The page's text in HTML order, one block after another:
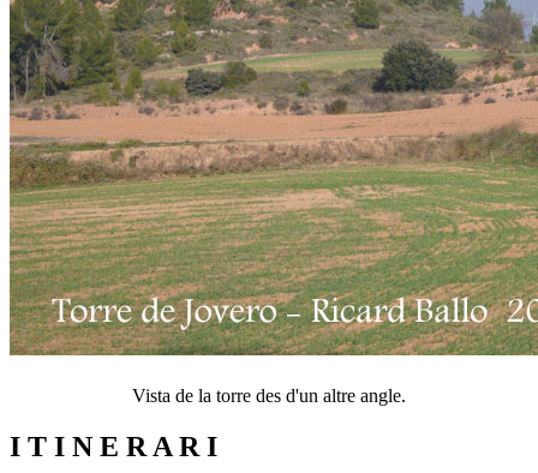
Vista de la torre des d'un altre angle.
I T I N E R A R I